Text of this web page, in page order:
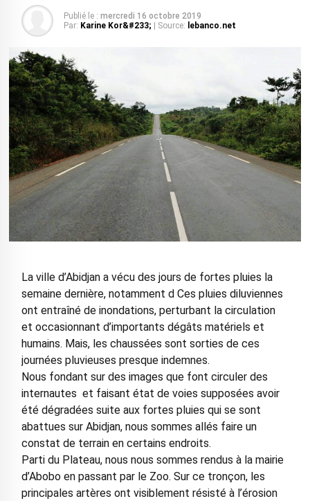
Publié le : mercredi 16 octobre 2019
Par: Karine Kor&#233; | Source: lebanco.net
La ville d’Abidjan a vécu des jours de fortes pluies la
semaine dernière, notamment d Ces pluies diluviennes
ont entraîné de inondations, perturbant la circulation
et occasionnant d’importants dégâts matériels et
humains. Mais, les chaussées sont sorties de ces
journées pluvieuses presque indemnes.
Nous fondant sur des images que font circuler des
internautes et faisant état de voies supposées avoir
été dégradées suite aux fortes pluies qui se sont
abattues sur Abidjan, nous sommes allés faire un
constat de terrain en certains endroits.
Parti du Plateau, nous nous sommes rendus à la mairie
d’Abobo en passant par le Zoo. Sur ce tronçon, les
principales artères ont visiblement résisté à l’érosion